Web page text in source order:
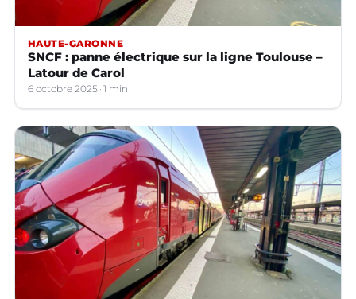
HAUTE-GARONNE
SNCF : panne électrique sur la ligne Toulouse –
Latour de Carol
6 octobre 2025 1 min